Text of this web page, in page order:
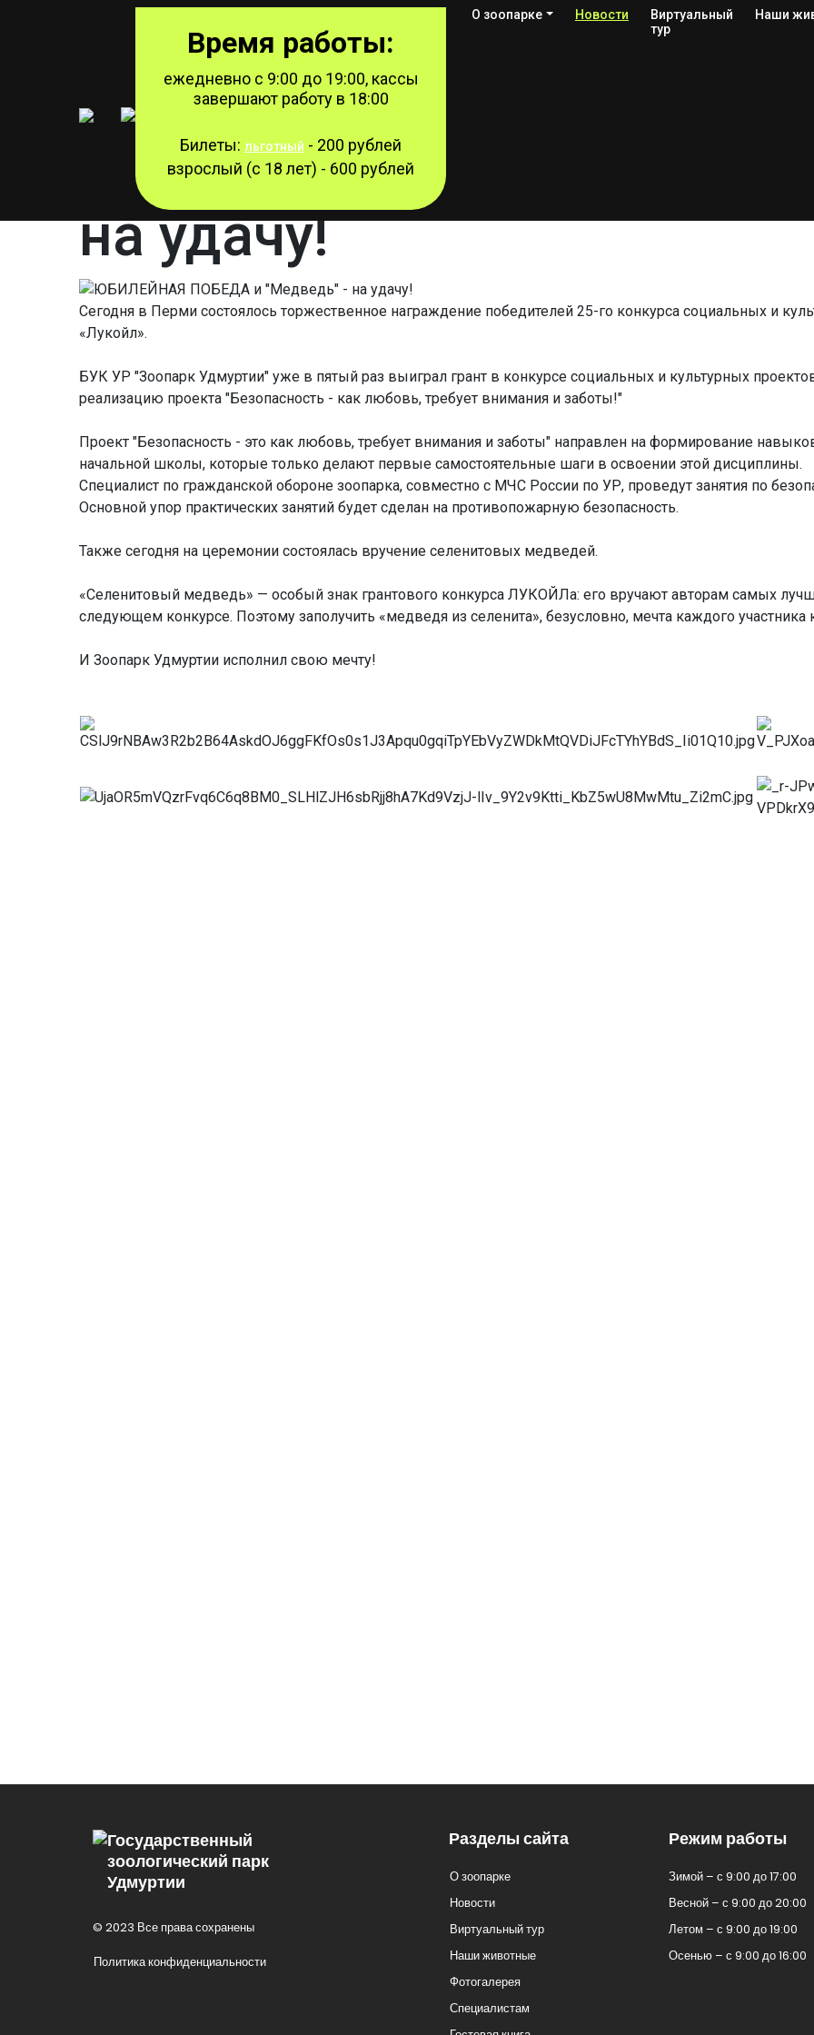
Время работы:
ежедневно с 9:00 до 19:00, кассы
завершают работу в 18:00
Билеты: льготный - 200 рублей
взрослый (с 18 лет) - 600 рублей
О зоопарке Новости
Виртуальный
тур
Наши
Режим работы
ЮБИЛЕЙНАЯ ПОБЕДА и
на удачу!
Сегодня в Перми состоялось торжественное награждение победителей 25-го конкурса социальных и
«Лукойл».
БУК УР "Зоопарк Удмуртии" уже в пятый раз выиграл грант в конкурсе социальных и культурных
реализацию проекта "Безопасность - как любовь, требует внимания и заботы!"
Проект "Безопасность - это как любовь, требует внимания и заботы" направлен на формирование
начальной школы, которые только делают первые самостоятельные шаги в освоении этой дисциплины.
Специалист по гражданской обороне зоопарка, совместно с МЧС России по УР, проведут занятия по
Основной упор практических занятий будет сделан на противопожарную безопасность.
Также сегодня на церемонии состоялась вручение селенитовых медведей.
«Селенитовый медведь» — особый знак грантового конкурса ЛУКОЙЛа: его вручают авторам самых
следующем конкурсе. Поэтому заполучить «медведя из селенита», безусловно, мечта каждого участника
И Зоопарк Удмуртии исполнил свою мечту!
Государственный
зоологический парк
Удмуртии
© 2023 Все права сохранены
Политика конфиденциальности
Разделы сайта
О зоопарке
Новости
Виртуальный тур
Наши животные
Фотогалерея
Специалистам
Режим работы
Зимой – с 9:00 до 17:00
Весной – с 9:00 до 20:00
Летом – с 9:00 до 19:00
Осенью – с 9:00 до 16:00